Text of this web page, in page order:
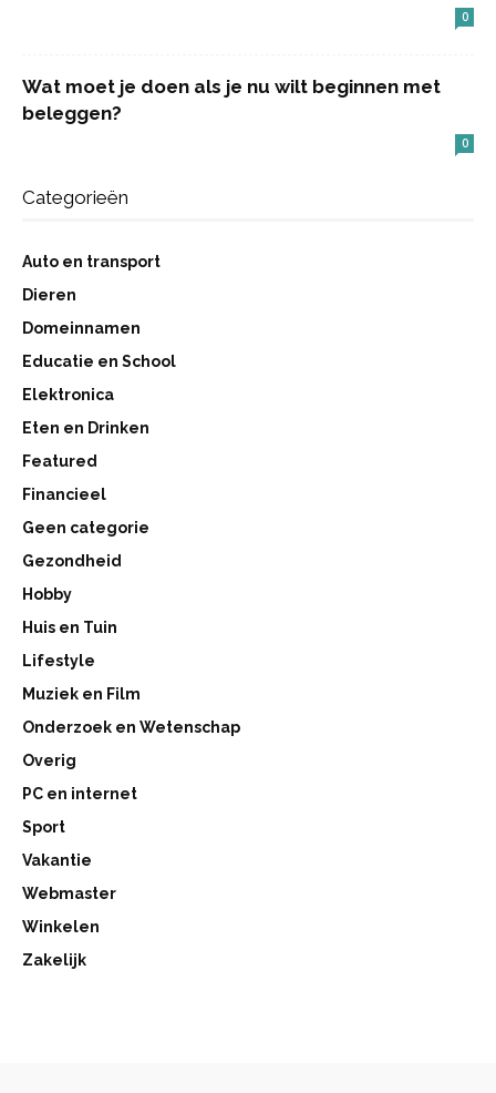
0
Wat moet je doen als je nu wilt beginnen met
beleggen?
0
Categorieën
Auto en transport
Dieren
Domeinnamen
Educatie en School
Elektronica
Eten en Drinken
Featured
Financieel
Geen categorie
Gezondheid
Hobby
Huis en Tuin
Lifestyle
Muziek en Film
Onderzoek en Wetenschap
Overig
PC en internet
Sport
Vakantie
Webmaster
Winkelen
Zakelijk